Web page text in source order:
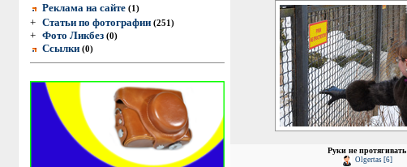
Реклама на сайте (1)
+ Статьи по фотографии (251)
+ Фото Ликбез (0)
Ссылки (0)
Руки не протягивать
Olgertas [6]